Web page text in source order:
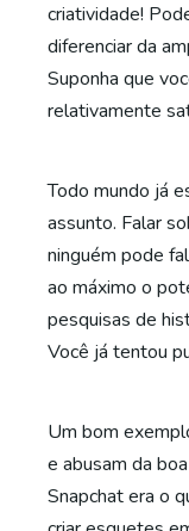
criatividade!
diferenciar da
Suponha que
relativamente
Todo mundo já
assunto. Falar
ninguém pode
ao máximo o
pesquisas de
Você já tentou
Um bom
e abusam da
Snapchat era o